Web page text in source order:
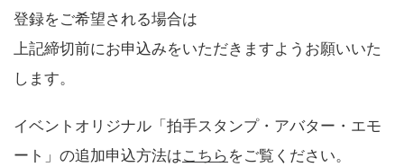
登録をご希望される場合は
上記締切前にお申込みをいただきますようお願いいた
します。
イベントオリジナル「拍手スタンプ・アバター・エモ
ート」の追加申込方法はこちら をご覧ください。